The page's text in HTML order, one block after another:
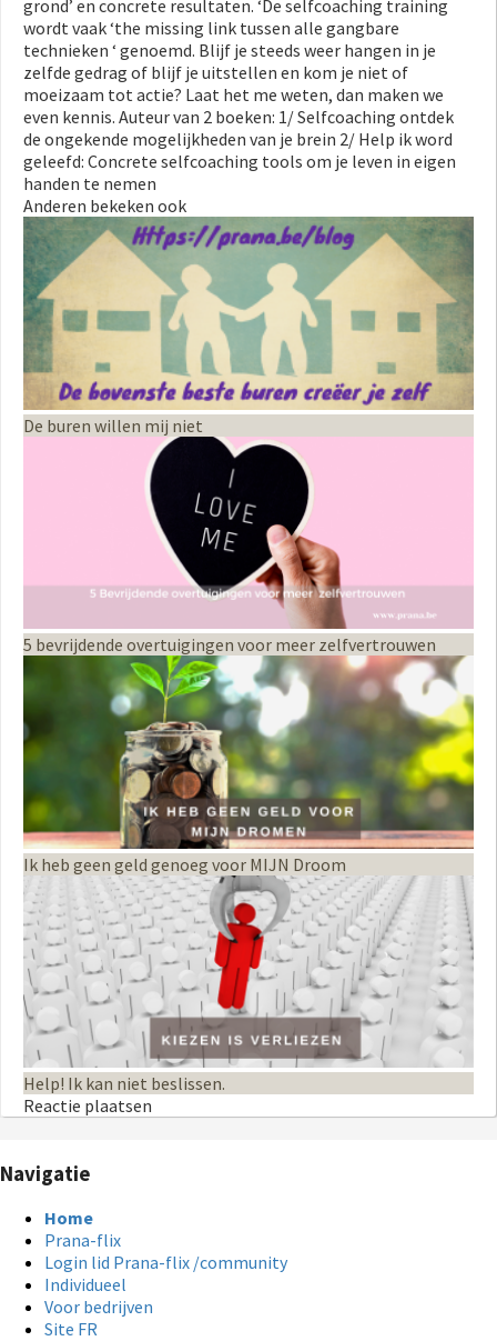
grond’ en concrete resultaten. ‘De selfcoaching training
wordt vaak ‘the missing link tussen alle gangbare
technieken ‘ genoemd. Blijf je steeds weer hangen in je
zelfde gedrag of blijf je uitstellen en kom je niet of
moeizaam tot actie? Laat het me weten, dan maken we
even kennis. Auteur van 2 boeken: 1/ Selfcoaching ontdek
de ongekende mogelijkheden van je brein 2/ Help ik word
geleefd: Concrete selfcoaching tools om je leven in eigen
handen te nemen
Anderen bekeken ook
De buren willen mij niet
5 bevrijdende overtuigingen voor meer zelfvertrouwen
Ik heb geen geld genoeg voor MIJN Droom
Help! Ik kan niet beslissen.
Reactie plaatsen
Navigatie
Home
Prana-flix
Login lid Prana-flix /community
Individueel
Voor bedrijven
Site FR